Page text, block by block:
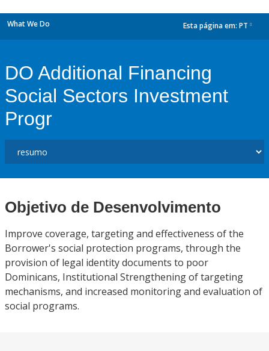
What We Do Esta página em: PT
DO Additional Financing
Social Sectors Investment
Progr
Objetivo de Desenvolvimento
Improve coverage, targeting and effectiveness of the
Borrower's social protection programs, through the
provision of legal identity documents to poor
Dominicans, Institutional Strengthening of targeting
mechanisms, and increased monitoring and evaluation of
social programs.